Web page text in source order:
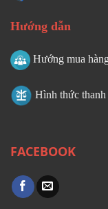
Hướng dẫn
Hướng mua
Hình thức thanh
FACEBOOK